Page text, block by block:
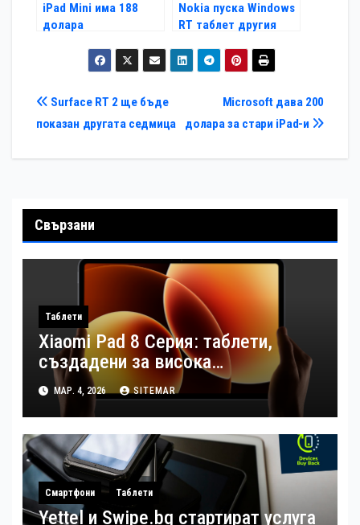
iPad Mini има 188
долара
Nokia пуска Windows
RT таблет другия
Навигация
Microsoft дава 200
долара за стари iPad-и
Surface RT 2 ще бъде
показан другата седмица
Свързани
Таблети
Xiaomi Pad 8 Серия: таблети,
създадени за висока
продуктивност в движение
МАР. 4, 2026 SITEMAR
Смартфони Таблети
Yettel и Swipe.bg стартират услуга